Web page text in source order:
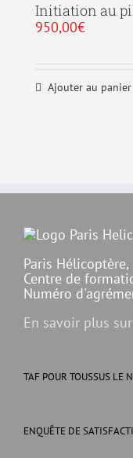
Initiation au
950,00€
Ajouter au panier
Paris Hélicoptère,
Centre de
Numéro
En savoir plus
TAF POUR TOUSSUS LE
ENQUÊTE DE